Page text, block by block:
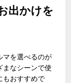
出かけを
マを選べるのが
まなシーンで使
もおすすめで